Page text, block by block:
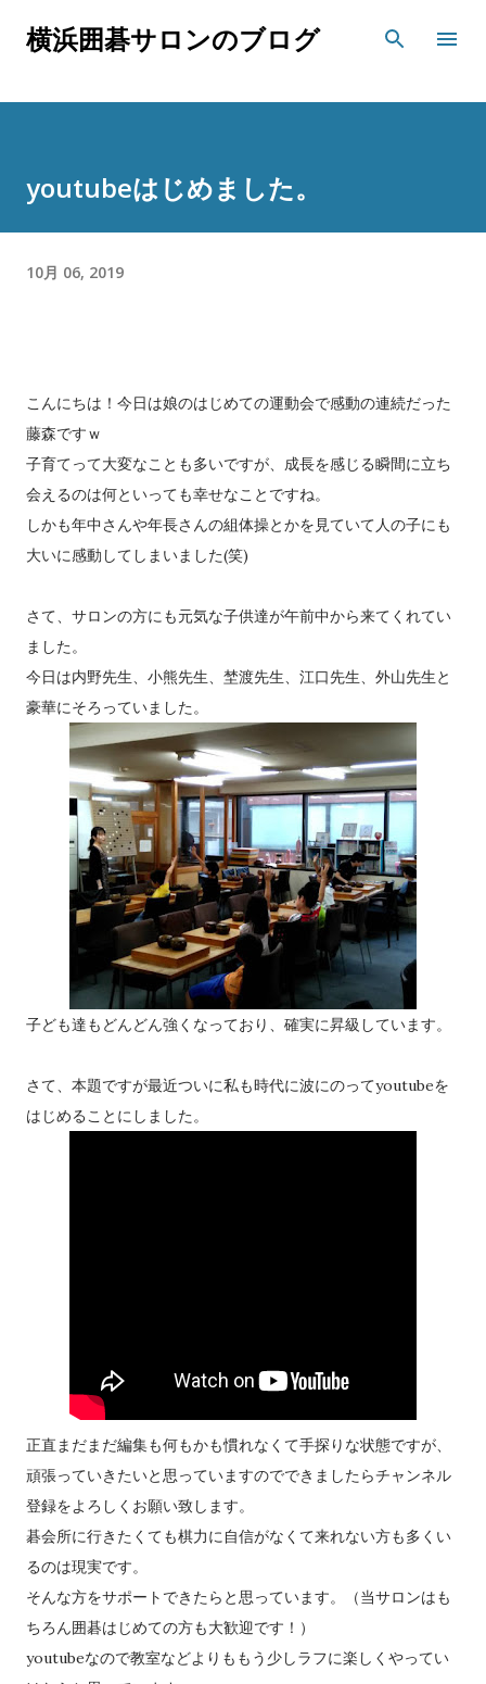
スキップしてメイン コンテンツに移動
横浜囲碁サロンのブログ
youtubeはじめました。
10月 06, 2019
こんにちは！今日は娘のはじめての運動会で感動の連続だった
藤森ですｗ
子育てって大変なことも多いですが、成長を感じる瞬間に立ち
会えるのは何といっても幸せなことですね。
しかも年中さんや年長さんの組体操とかを見ていて人の子にも
大いに感動してしまいました(笑)
さて、サロンの方にも元気な子供達が午前中から来てくれてい
ました。
今日は内野先生、小熊先生、埜渡先生、江口先生、外山先生と
豪華にそろっていました。
子ども達もどんどん強くなっており、確実に昇級しています。
さて、本題ですが最近ついに私も時代に波にのってyoutubeを
はじめることにしました。
正直まだまだ編集も何もかも慣れなくて手探りな状態ですが、
頑張っていきたいと思っていますのでできましたらチャンネル
登録をよろしくお願い致します。
碁会所に行きたくても棋力に自信がなくて来れない方も多くい
るのは現実です。
そんな方をサポートできたらと思っています。（当サロンはも
ちろん囲碁はじめての方も大歓迎です！）
youtubeなので教室などよりももう少しラフに楽しくやってい